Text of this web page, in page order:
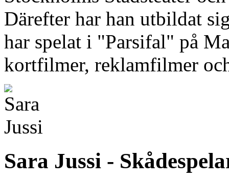
Därefter har han utbildat
har spelat i "Parsifal" på
kortfilmer, reklamfilmer
Sara Jussi -